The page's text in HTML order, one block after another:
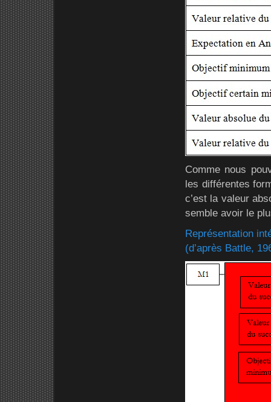
Comme nous
les différentes
c’est la valeur
semble avoir le
Représentation
(d’après Battle,